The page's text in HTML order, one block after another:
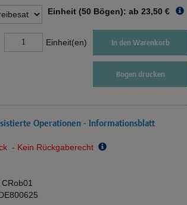
Einheit (50 Bögen): ab 23,50 €
Einheit(en) In den Warenkorb
Bogen drucken
Operationen - Informationsblatt
- Kein Rückgaberecht
CRob01